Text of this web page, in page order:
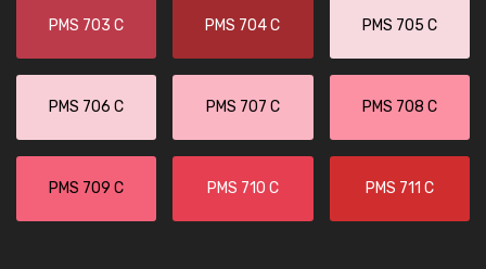
PMS 703 C PMS 704 C PMS 705 C
PMS 706 C PMS 707 C PMS 708 C
PMS 709 C PMS 710 C PMS 711 C